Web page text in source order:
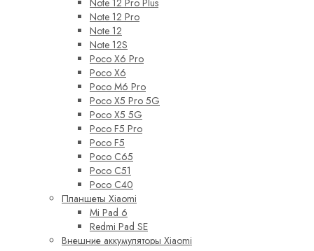
Note 12 Pro Plus
Note 12 Pro
Note 12
Note 12S
Poco X6 Pro
Poco X6
Poco M6 Pro
Poco X5 Pro 5G
Poco X5 5G
Poco F5 Pro
Poco F5
Poco C65
Poco C51
Poco C40
Планшеты Xiaomi
Mi Pad 6
Redmi Pad SE
Внешние аккумуляторы Xiaomi